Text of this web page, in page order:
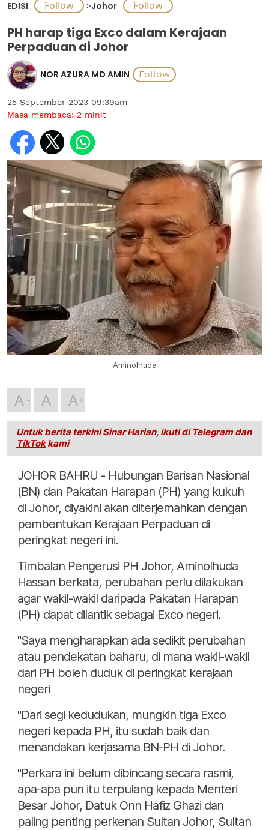
EDISI >Johor
PH harap tiga Exco dalam Kerajaan
Perpaduan di Johor
NOR AZURA MD AMIN
25 September 2023 09:39am
Masa membaca: 2 minit
Aminolhuda
A A A
Untuk berita terkini Sinar Harian, ikuti di Telegramdan
TikTokkami
JOHOR BAHRU - Hubungan Barisan Nasional
(BN) dan Pakatan Harapan (PH) yang kukuh
di Johor, diyakini akan diterjemahkan dengan
pembentukan Kerajaan Perpaduan di
peringkat negeri ini.
Timbalan Pengerusi PH Johor, Aminolhuda
Hassan berkata, perubahan perlu dilakukan
agar wakil-wakil daripada Pakatan Harapan
(PH) dapat dilantik sebagai Exco negeri.
"Saya mengharapkan ada sedikit perubahan
atau pendekatan baharu, di mana wakil-wakil
dari PH boleh duduk di peringkat kerajaan
negeri
"Dari segi kedudukan, mungkin tiga Exco
negeri kepada PH, itu sudah baik dan
menandakan kerjasama BN-PH di Johor.
"Perkara ini belum dibincang secara rasmi,
apa-apa pun itu terpulang kepada Menteri
Besar Johor, Datuk Onn Hafiz Ghazi dan
paling penting perkenan Sultan Johor, Sultan